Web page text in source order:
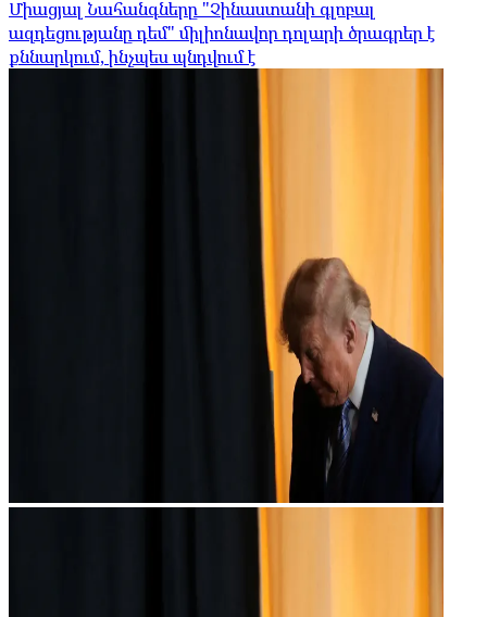
Միացյալ Նահանգները "Չինաստանի գլոբալ
ազդեցությանը դեմ" միլիոնավոր դոլարի ծրագրեր է
քննարկում, ինչպես պնդվում է